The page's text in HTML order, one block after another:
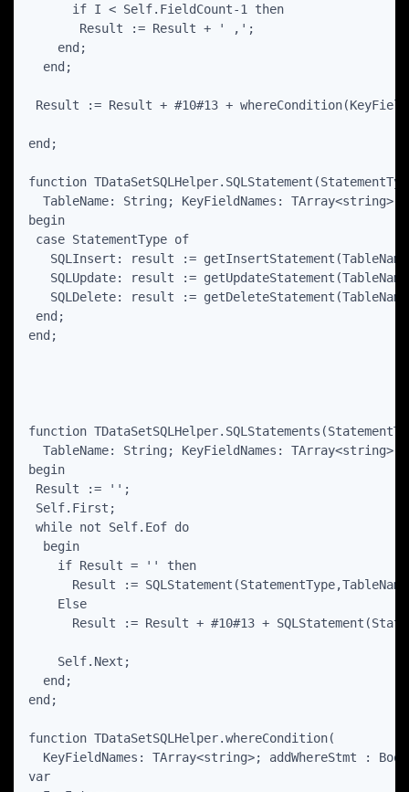
      if I < Self.FieldCount-1 then
       Result := Result + ' ,';
    end;
  end;
Result := Result + #10#13 +
end;
function
TableName: String; KeyFieldNames:
begin
case StatementType of
SQLInsert: result :=
SQLUpdate: result :=
SQLDelete: result :=
end;
end;
function
TableName: String; KeyFieldNames:
begin
Result := '';
Self.First;
while not Self.Eof do
  begin
    if Result = '' then
Result :=
    Else
Result := Result + #10#13 +
    Self.Next;
  end;
end;
function TDataSetSQLHelper.whereCondition(
KeyFieldNames: TArray<string>; addWhereStmt :
var